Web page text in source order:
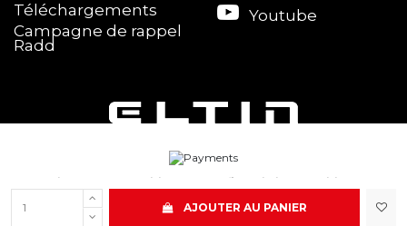
AJOUTER AU PANIER
Téléchargements
Campagne de rappel
Radd
Youtube
Mention Légale Politique de Confidentialité
Politique de
Cookies